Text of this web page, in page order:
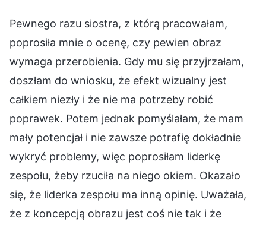
Pewnego razu siostra, z którą pracowałam,
poprosiła mnie o ocenę, czy pewien obraz
wymaga przerobienia. Gdy mu się przyjrzałam,
doszłam do wniosku, że efekt wizualny jest
całkiem niezły i że nie ma potrzeby robić
poprawek. Potem jednak pomyślałam, że mam
mały potencjał i nie zawsze potrafię dokładnie
wykryć problemy, więc poprosiłam liderkę
zespołu, żeby rzuciła na niego okiem. Okazało
się, że liderka zespołu ma inną opinię. Uważała,
że z koncepcją obrazu jest coś nie tak i że